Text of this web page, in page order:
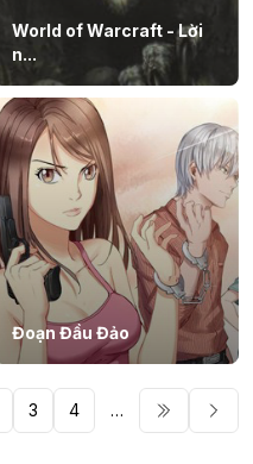
World of Warcraft - Lời
n...
Đoạn Đầu Đảo
3 4 …